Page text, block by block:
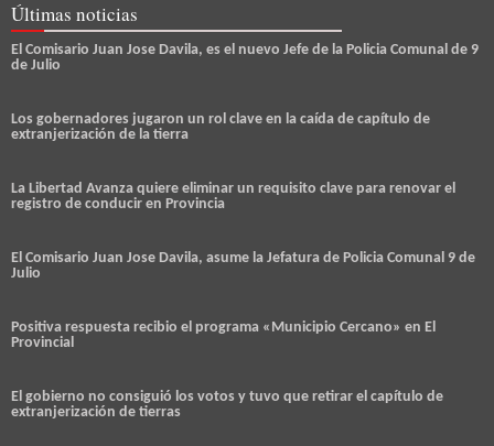
Últimas noticias
El Comisario Juan Jose Davila, es el nuevo Jefe de la Policia Comunal de 9
de Julio
Los gobernadores jugaron un rol clave en la caída de capítulo de
extranjerización de la tierra
La Libertad Avanza quiere eliminar un requisito clave para renovar el
registro de conducir en Provincia
El Comisario Juan Jose Davila, asume la Jefatura de Policia Comunal 9 de
Julio
Positiva respuesta recibio el programa «Municipio Cercano» en El
Provincial
El gobierno no consiguió los votos y tuvo que retirar el capítulo de
extranjerización de tierras